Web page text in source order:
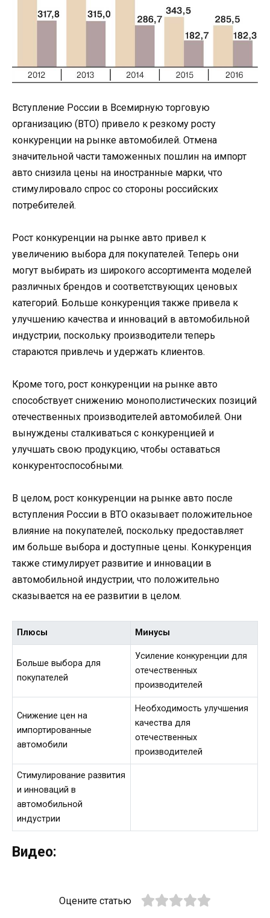
Вступление России в Всемирную торговую
организацию (ВТО) привело к резкому росту
конкуренции на рынке автомобилей. Отмена
значительной части таможенных пошлин на импорт
авто снизила цены на иностранные марки, что
стимулировало спрос со стороны российских
потребителей.
Рост конкуренции на рынке авто привел к
увеличению выбора для покупателей. Теперь они
могут выбирать из широкого ассортимента моделей
различных брендов и соответствующих ценовых
категорий. Больше конкуренция также привела к
улучшению качества и инноваций в автомобильной
индустрии, поскольку производители теперь
стараются привлечь и удержать клиентов.
Кроме того, рост конкуренции на рынке авто
способствует снижению монополистических позиций
отечественных производителей автомобилей. Они
вынуждены сталкиваться с конкуренцией и
улучшать свою продукцию, чтобы оставаться
конкурентоспособными.
В целом, рост конкуренции на рынке авто после
вступления России в ВТО оказывает положительное
влияние на покупателей, поскольку предоставляет
им больше выбора и доступные цены. Конкуренция
также стимулирует развитие и инновации в
автомобильной индустрии, что положительно
сказывается на ее развитии в целом.
Плюсы Минусы
Больше выбора для
покупателей
Усиление конкуренции для
отечественных
производителей
Снижение цен на
импортированные
автомобили
Необходимость улучшения
качества для
отечественных
производителей
Стимулирование развития
и инноваций в
автомобильной
индустрии
Видео:
Оцените статью